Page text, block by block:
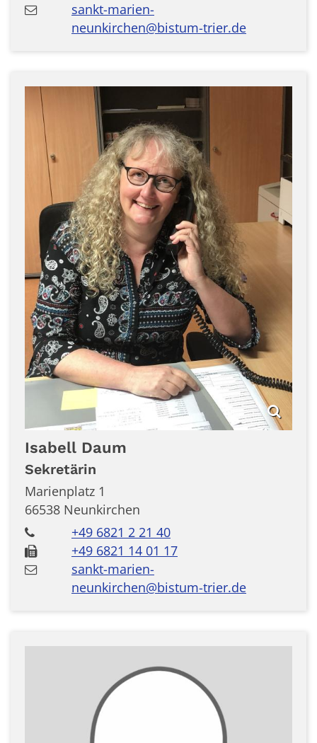
sankt-marien-
neunkirchen@bistum-trier.de
Isabell Daum
Sekretärin
Marienplatz 1
66538 Neunkirchen
+49 6821 2 21 40
+49 6821 14 01 17
sankt-marien-
neunkirchen@bistum-trier.de